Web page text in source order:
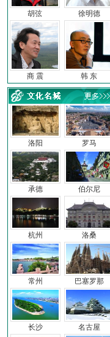
胡弦 徐明德
商 震 韩 东
洛阳
承德
杭州
常州
长沙
罗马
伯尔尼
洛桑
巴塞罗那
名古屋